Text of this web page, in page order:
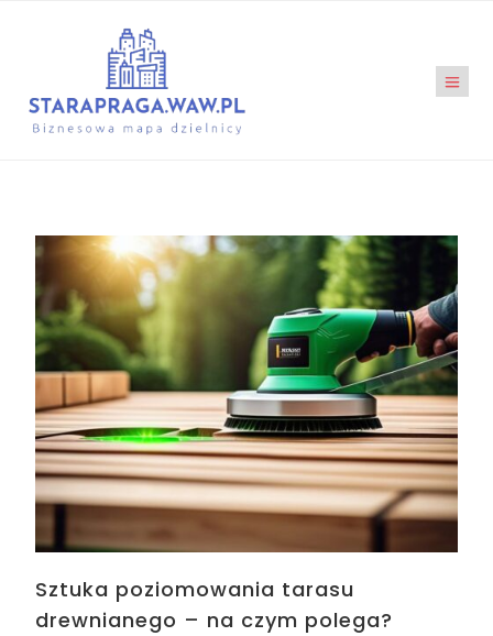
Sztuka poziomowania tarasu
drewnianego – na czym polega?